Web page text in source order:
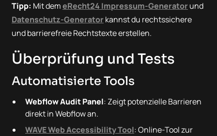
Tipp: Mit demeRecht24 Impressum-Generator und
Datenschutz-Generator kannst du rechtssichere
und barrierefreie Rechtstexte erstellen.
Überprüfung und Tests
Automatisierte Tools
Webflow Audit Panel: Zeigt potenzielle Barrieren
direkt in Webflow an.
WAVE Web Accessibility Tool: Online-Tool zur